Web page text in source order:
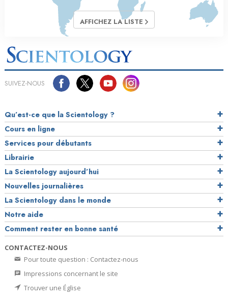
AFFICHEZ LA LISTE
SUIVEZ-NOUS
Qu’est-ce que la Scientology ?
Cours en ligne
Services pour débutants
Librairie
La Scientology aujourd’hui
Nouvelles journalières
La Scientology dans le monde
Notre aide
Comment rester en bonne santé
CONTACTEZ-NOUS
Pour toute question : Contactez-nous
Impressions concernant le site
Trouver une Église